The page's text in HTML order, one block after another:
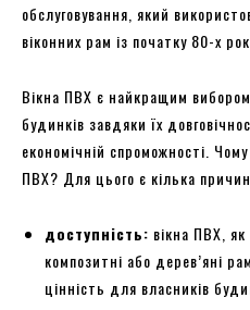
обслуговування, який
віконних рам із початку 80-х
Вікна ПВХ є найкращим
будинків завдяки їх
економічній спроможності.
ПВХ? Для цього є кілька
доступність: вікна ПВХ,
композитні або дерев’яні
цінність для власників